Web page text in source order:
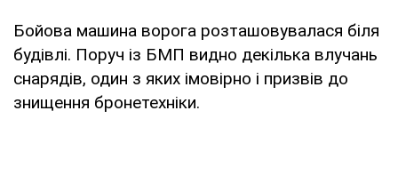
Бойова машина ворога розташовувалася біля
будівлі. Поруч із БМП видно декілька влучань
снарядів, один з яких імовірно і призвів до
знищення бронетехніки.